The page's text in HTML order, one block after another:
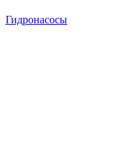
Гидронасосы